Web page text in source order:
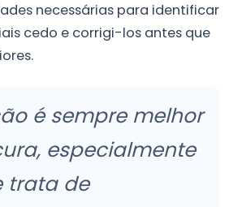
necessárias para identificar
cedo e corrigi-los antes que
é sempre melhor
especialmente
trata de